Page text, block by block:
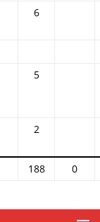
6
5
2
188 0